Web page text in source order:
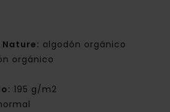
algodón orgánico
orgánico
195 g/m2